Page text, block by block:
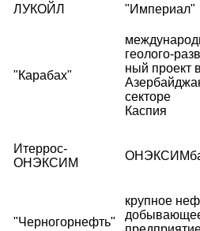
ЛУКОЙЛ "Империал"
"Карабах"
геолого-
ный проект в
секторе
Каспия
Итеррос-
ОНЭКСИМ
"Черногорнефть"
крупное